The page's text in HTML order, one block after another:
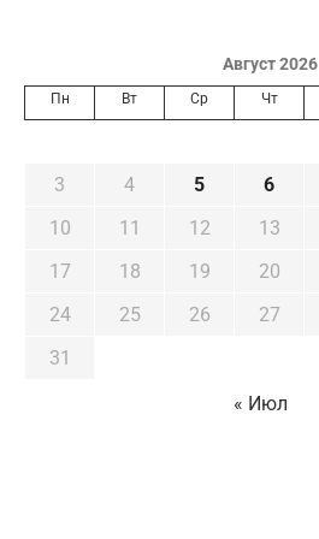
Август 2026
Пн Вт Ср Чт
3
4 5 6
10
11 12 13
17
18 19 20
24
25 26 27
31
« Июл